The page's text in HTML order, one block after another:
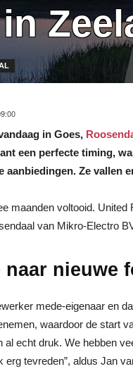
in Goes,
een perfecte timing,
Ze vallen
maanden voltooid. United
van Mikro-Electro
naar nieuwe
mede-eigenaar en
waardoor de start
al echt druk. We hebben
tevreden”, aldus Jan